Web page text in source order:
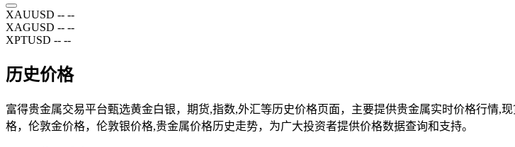
XAUUSD -- --
XAGUSD -- --
XPTUSD -- --
历史价格
富得贵金属交易平台甄选黄金白银，期货,指数,外汇等历史价格页面，主要提供贵金属实时价格行情,
格，伦敦金价格，伦敦银价格,贵金属价格历史走势，为广大投资者提供价格数据查询和支持。